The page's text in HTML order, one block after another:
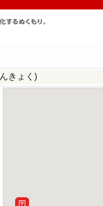
きょく)